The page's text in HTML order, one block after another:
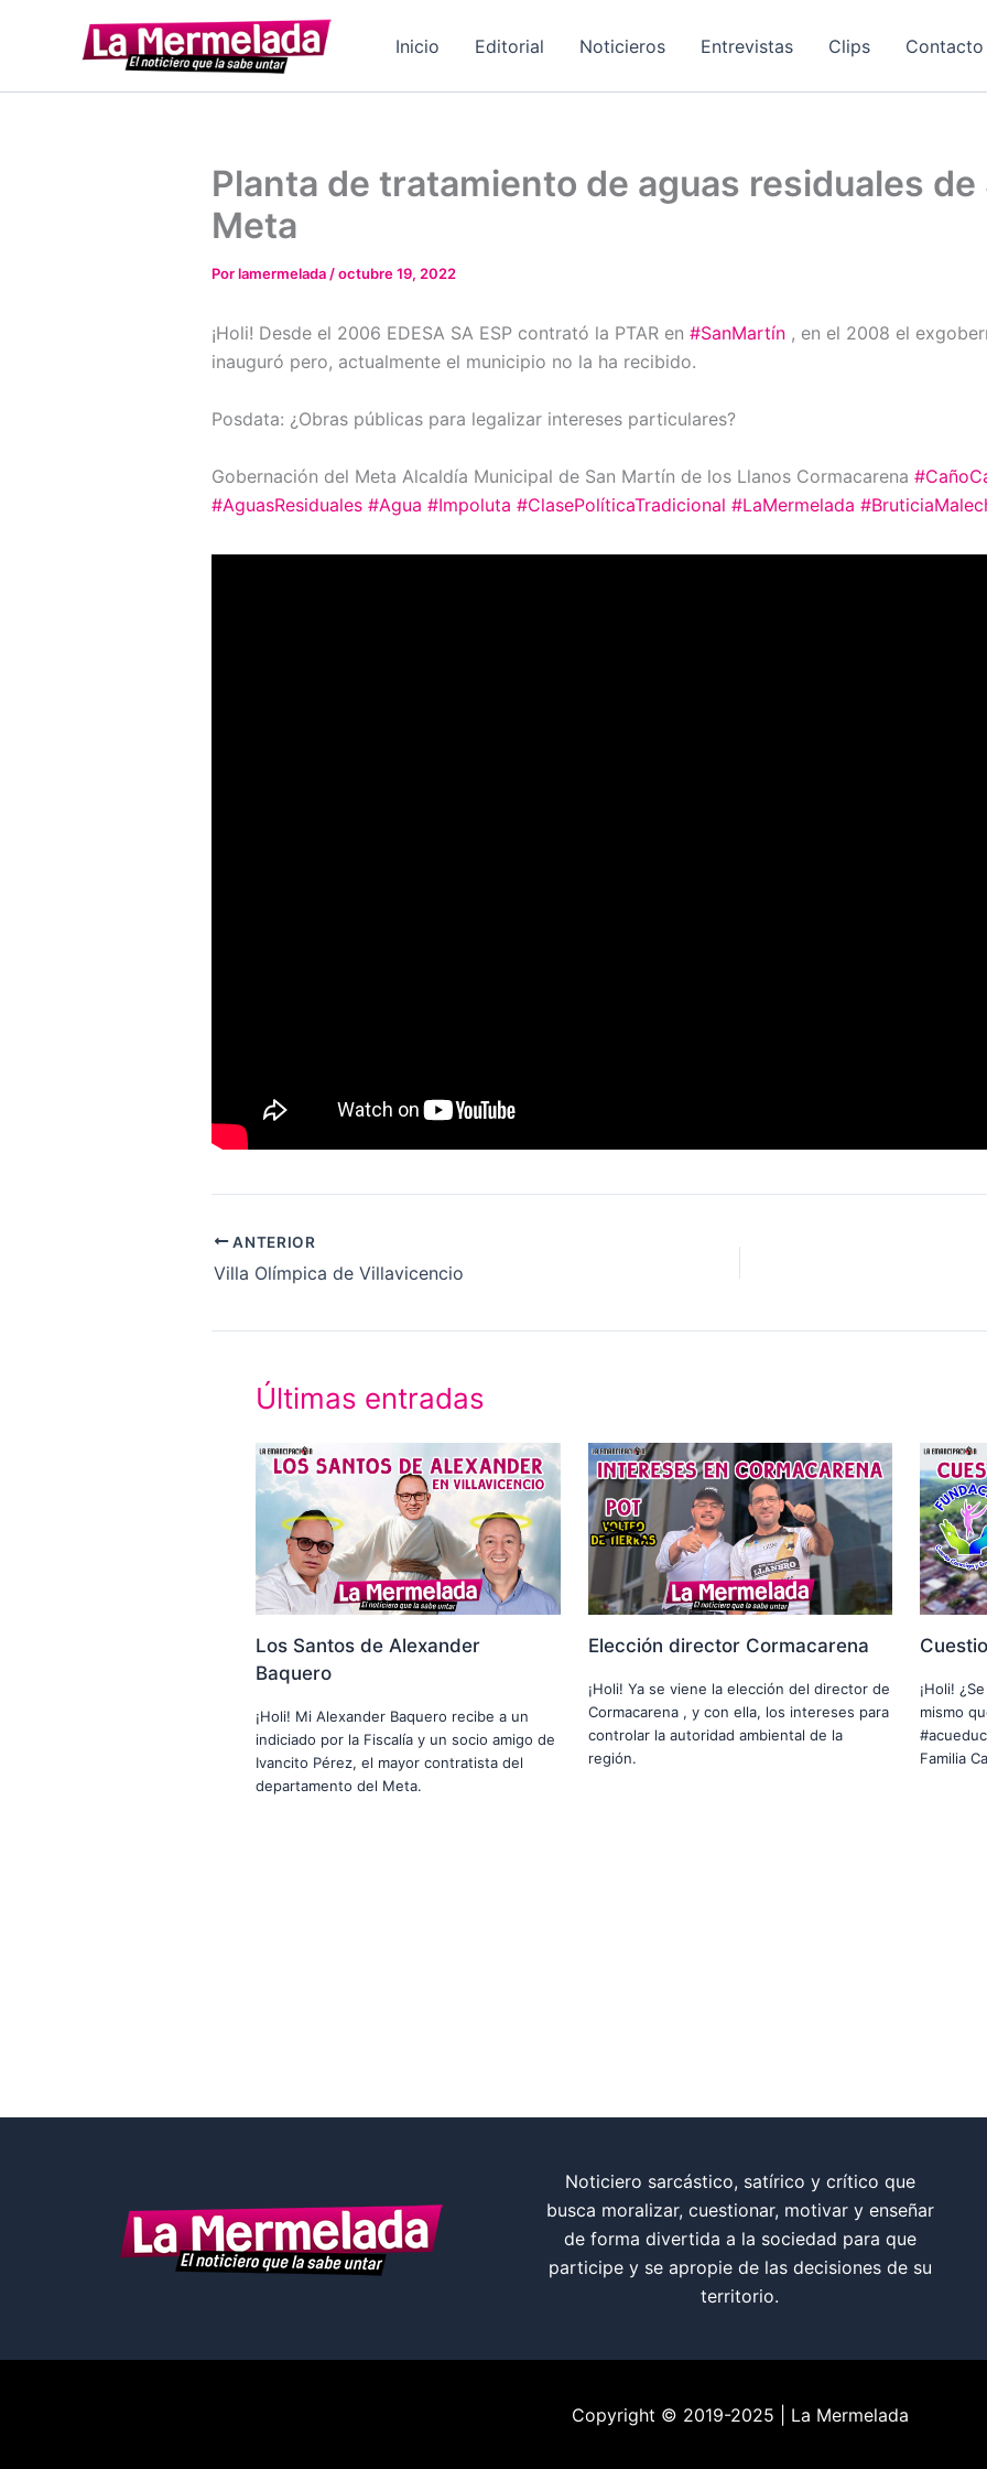
Inicio Editorial Noticieros Entrevistas Clips Contacto
Planta de tratamiento de aguas residuales
Meta
Porlamermelada/octubre 19, 2022
¡Holi! Desde el 2006 EDESA SA ESP contrató la PTAR en #SanMartín , en el 2008 el
inauguró pero, actualmente el municipio no la ha recibido.
Posdata: ¿Obras públicas para legalizar intereses particulares?
Gobernación del Meta Alcaldía Municipal de San Martín de los Llanos Cormacarena
#AguasResiduales #Agua #Impoluta #ClasePolíticaTradicional #LaMermelada
ANTERIOR
Villa Olímpica de Villavicencio
Últimas entradas
Los Santos de Alexander
Baquero
¡Holi! Mi Alexander Baquero recibe a un
indiciado por la Fiscalía y un socio amigo de
Ivancito Pérez, el mayor contratista del
departamento del Meta.
Elección director Cormacarena
¡Holi! Ya se viene la elección del director de
Cormacarena , y con ella, los intereses para
controlar la autoridad ambiental de la
región.
¡Holi!
mismo
Familia
Noticiero sarcástico, satírico y crítico que
busca moralizar, cuestionar, motivar y enseñar
de forma divertida a la sociedad para que
participe y se apropie de las decisiones de su
territorio.
Copyright © 2019-2025 | La Mermelada